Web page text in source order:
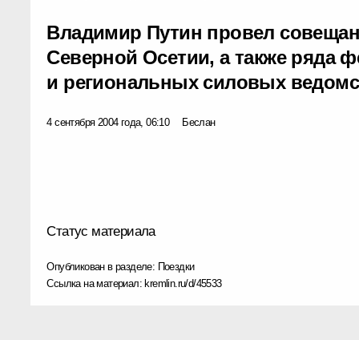
Владимир Путин провел
Северной Осетии, а также ряда
и региональных силовых
4 сентября 2004 года, 06:10 Беслан
Статус материала
Опубликован в разделе: Поездки
Ссылка на материал: kremlin.ru/d/45533